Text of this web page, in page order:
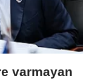
varmayan